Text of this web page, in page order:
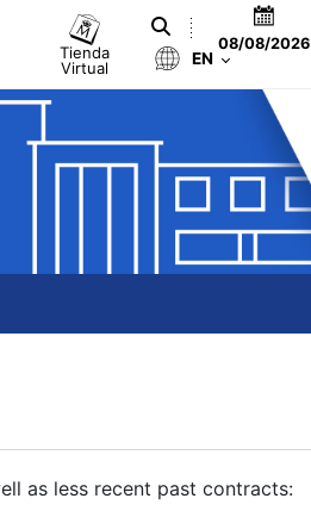
Tienda
Virtual
08/08/2026
EN
as less recent past contracts: